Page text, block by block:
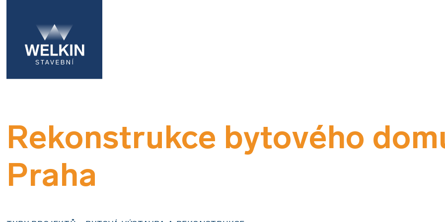
Rekonstrukce bytového
Praha